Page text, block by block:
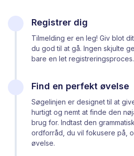
Registrer dig
Tilmelding er en leg! Giv blot
du god til at gå. Ingen skjulte
bare en let registreringsproces.
Find en perfekt øvelse
Søgelinjen er designet til at
hurtigt og nemt at finde den
brug for. Indtast den
ordforråd, du vil fokusere på,
øvelse.